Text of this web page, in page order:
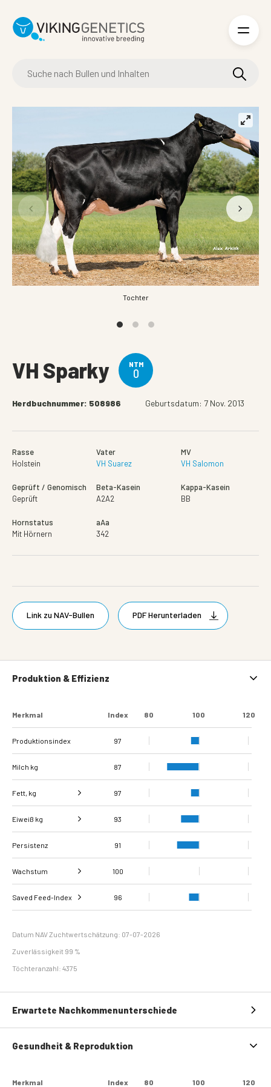
Tochter
VH Sparky NTM
0
Herdbuchnummer: 508986 Geburtsdatum: 7 Nov. 2013
Rasse
Holstein
Vater
VH Suarez
MV
VH Salomon
Geprüft / Genomisch
Geprüft
Beta-Kasein
A2A2
Kappa-Kasein
BB
Hornstatus
Mit Hörnern
aAa
342
Link zu NAV-Bullen PDF Herunterladen
Produktion & Effizienz
Merkmal Index 80 100 120
Produktionsindex 97
Milch kg 87
Fett, kg 97
Fett, % 108
Eiweiß kg 93
Eiweiß % 111
Persistenz 91
Wachstum 100
Tägliche Zunahmen 97
ifizierung
102
Saved Feed-Index 96
Datum NAV Zuchtwertschätzung: 07-07-2026
Zuverlässigkeit 99 %
Töchteranzahl: 4375
Erwartete Nachkommenunterschiede
Gesundheit & Reproduktion
Merkmal Index 80 100 120